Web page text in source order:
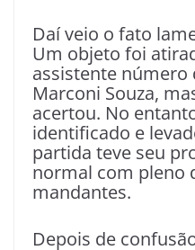
Daí veio o fato
Um objeto foi
assistente número
Marconi Souza,
acertou. No
identificado e
partida teve seu
normal com pleno
mandantes.
Depois de